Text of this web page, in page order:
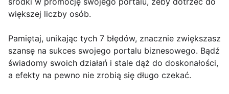
większej liczby osób.
Pamiętaj, unikając tych 7 błędów, znacznie zwiększasz
szansę na sukces swojego portalu biznesowego. Bądź
świadomy swoich działań i stale dąż do doskonałości,
a efekty na pewno nie zrobią się długo czekać.